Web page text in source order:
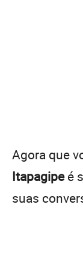
Agora que
Itapagipeé
suas